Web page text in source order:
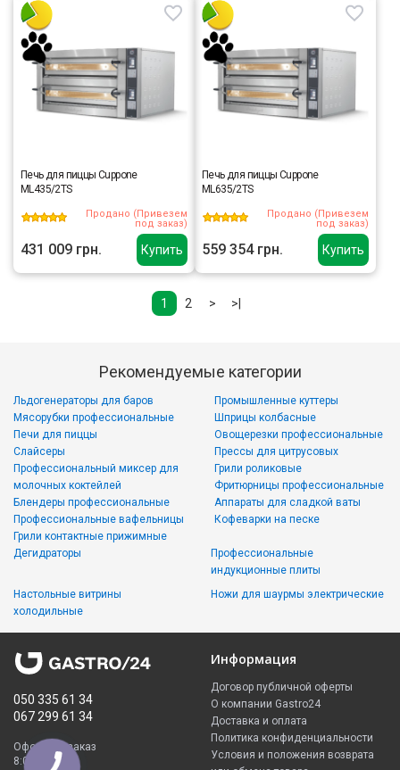
Купить
Печь для пиццы Cuppone
ML435/2TS
Продано (Привезем
под заказ)
431 009 грн. Купить
Печь для пиццы Cuppone
ML635/2TS
Продано (Привезем
под заказ)
559 354 грн.
1 2 > >|
Рекомендуемые категории
Льдогенераторы для баров
Мясорубки профессиональные
Печи для пиццы
Слайсеры
Промышленные куттеры
Шприцы колбасные
Овощерезки профессиональные
Прессы для цитрусовых
Профессиональный миксер для
молочных коктейлей
Блендеры профессиональные
Профессиональные вафельницы
Грили контактные прижимные
Грили роликовые
Фритюрницы профессиональные
Аппараты для сладкой ваты
Кофеварки на песке
Дегидраторы
Настольные витрины
холодильные
Профессиональные
индукционные плиты
Ножи для шаурмы электрические
050 335 61 34
067 299 61 34
Оформить заказ
8:00 - 23:00
Информация
Договор публичной оферты
О компании Gastro24
Доставка и оплата
Политика конфиденциальности
Условия и положения возврата